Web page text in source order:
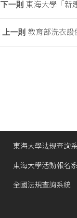
下一則 東海大學「新
上一則 教育部洗衣設
東海大學法規查詢
東海大學活動報名
全國法規查詢系統